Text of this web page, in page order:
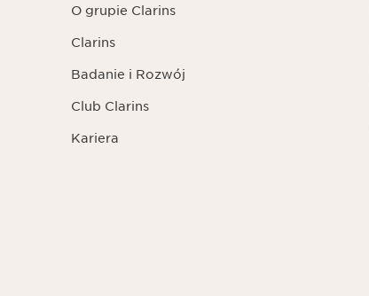
O grupie Clarins
Clarins
Badanie i Rozwój
Club Clarins
Kariera